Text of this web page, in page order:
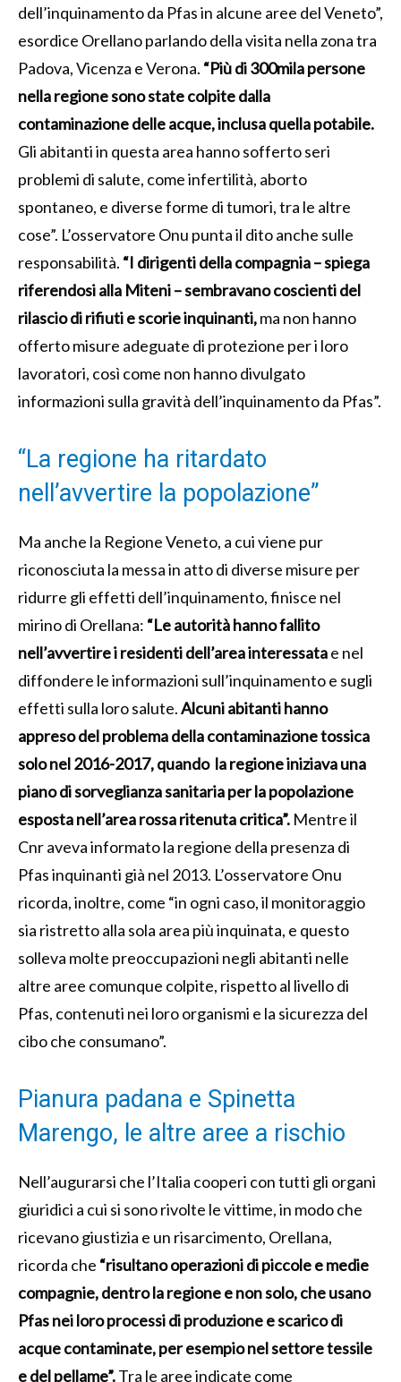
dell’inquinamento da Pfas in alcune aree del Veneto”,
esordice Orellano parlando della visita nella zona tra
Padova, Vicenza e Verona. “Più di 300mila persone
nella regione sono state colpite dalla
contaminazione delle acque, inclusa quella potabile.
Gli abitanti in questa area hanno sofferto seri
problemi di salute, come infertilità, aborto
spontaneo, e diverse forme di tumori, tra le altre
cose”. L’osservatore Onu punta il dito anche sulle
responsabilità. “I dirigenti della compagnia – spiega
riferendosi alla Miteni – sembravano coscienti del
rilascio di rifiuti e scorie inquinanti,ma non hanno
offerto misure adeguate di protezione per i loro
lavoratori, così come non hanno divulgato
informazioni sulla gravità dell’inquinamento da Pfas”.
“La regione ha ritardato
nell’avvertire la popolazione”
Ma anche la Regione Veneto, a cui viene pur
riconosciuta la messa in atto di diverse misure per
ridurre gli effetti dell’inquinamento, finisce nel
mirino di Orellana: “Le autorità hanno fallito
nell’avvertire i residenti dell’area interessatae nel
diffondere le informazioni sull’inquinamento e sugli
effetti sulla loro salute.Alcuni abitanti hanno
appreso del problema della contaminazione tossica
solo nel 2016-2017, quando la regione iniziava una
piano di sorveglianza sanitaria per la popolazione
esposta nell’area rossa ritenuta critica”. Mentre il
Cnr aveva informato la regione della presenza di
Pfas inquinanti già nel 2013. L’osservatore Onu
ricorda, inoltre, come “in ogni caso, il monitoraggio
sia ristretto alla sola area più inquinata, e questo
solleva molte preoccupazioni negli abitanti nelle
altre aree comunque colpite, rispetto al livello di
Pfas, contenuti nei loro organismi e la sicurezza del
cibo che consumano”.
Pianura padana e Spinetta
Marengo, le altre aree a rischio
Nell’augurarsi che l’Italia cooperi con tutti gli organi
giuridici a cui si sono rivolte le vittime, in modo che
ricevano giustizia e un risarcimento, Orellana,
ricorda che “risultano operazioni di piccole e medie
compagnie, dentro la regione e non solo, che usano
Pfas nei loro processi di produzione e scarico di
acque contaminate, per esempio nel settore tessile
e del pellame”.Tra le aree indicate come